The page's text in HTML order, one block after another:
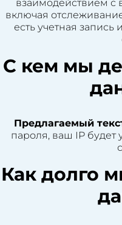
взаимодействием
включая
есть учетная запись
С кем мы
Предлагаемый
пароля, ваш IP
Как долго